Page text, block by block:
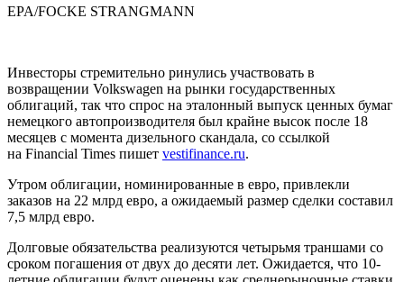
EPA/FOCKE STRANGMANN
Инвесторы стремительно ринулись участвовать в
возвращении Volkswagen на рынки государственных
облигаций, так что спрос на эталонный выпуск ценных бумаг
немецкого автопроизводителя был крайне высок после 18
месяцев с момента дизельного скандала, со ссылкой
на Financial Times пишет vestifinance.ru.
Утром облигации, номинированные в евро, привлекли
заказов на 22 млрд евро, а ожидаемый размер сделки составил
7,5 млрд евро.
Долговые обязательства реализуются четырьмя траншами со
сроком погашения от двух до десяти лет. Ожидается, что 10-